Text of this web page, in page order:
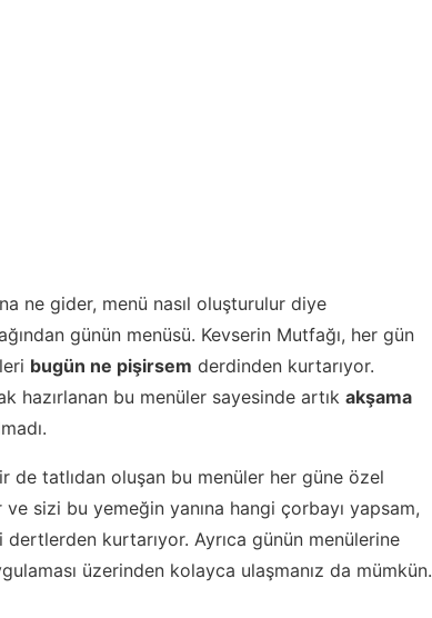
ne gider, menü nasıl oluşturulur diye
günün menüsü. Kevserin Mutfağı, her gün
bugün ne pişirsem derdinden kurtarıyor.
hazırlanan bu menüler sayesinde artık akşama
de tatlıdan oluşan bu menüler her güne özel
sizi bu yemeğin yanına hangi çorbayı yapsam,
kurtarıyor. Ayrıca günün menülerine
üzerinden kolayca ulaşmanız da mümkün.